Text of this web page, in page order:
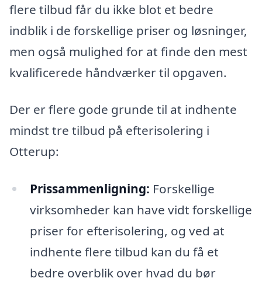
flere tilbud får du ikke blot et bedre
indblik i de forskellige priser og løsninger,
men også mulighed for at finde den mest
kvalificerede håndværker til opgaven.
Der er flere gode grunde til at indhente
mindst tre tilbud på efterisolering i
Otterup:
Prissammenligning: Forskellige
virksomheder kan have vidt forskellige
priser for efterisolering, og ved at
indhente flere tilbud kan du få et
bedre overblik over hvad du bør